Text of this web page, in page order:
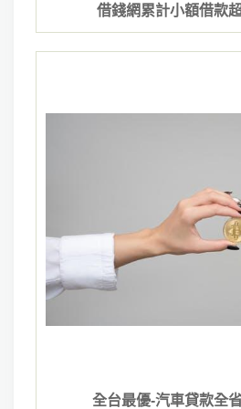
借錢網累計小額借款
全台最優-汽車貸款全